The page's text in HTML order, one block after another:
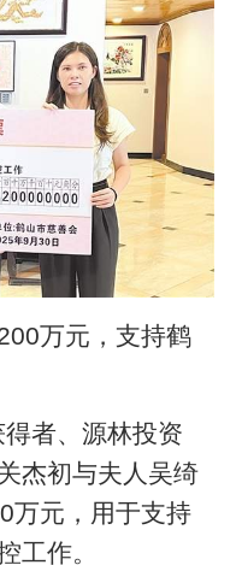
万元，支持鹤
得者、源林投资
杰初与夫人吴绮
万元，用于支持
工作。